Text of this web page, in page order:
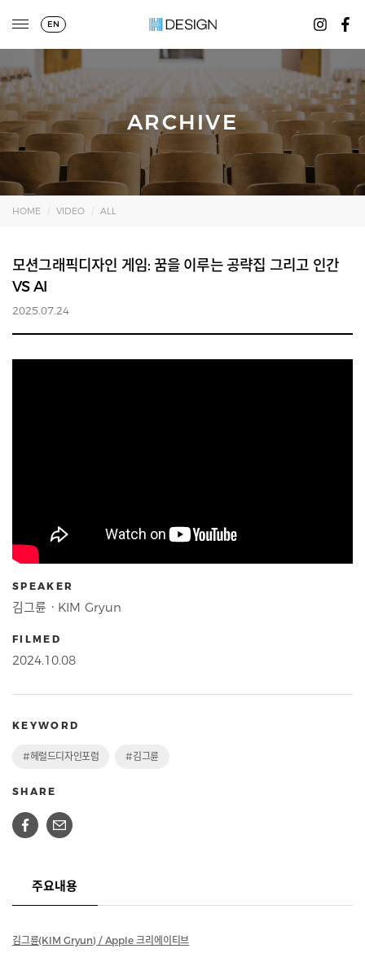
EN
ARCHIVE
HOME VIDEO ALL
모션그래픽디자인 게임: 꿈을 이루는 공략집 그리고 인간
VS AI
2025.07.24
SPEAKER
김그륜ㆍKIM Gryun
FILMED
2024.10.08
KEYWORD
#헤럴드디자인포럼 #김그륜
SHARE
주요내용
김그륜(KIM Gryun) / Apple 크리에이티브